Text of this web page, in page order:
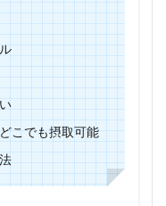
こでも摂取可能